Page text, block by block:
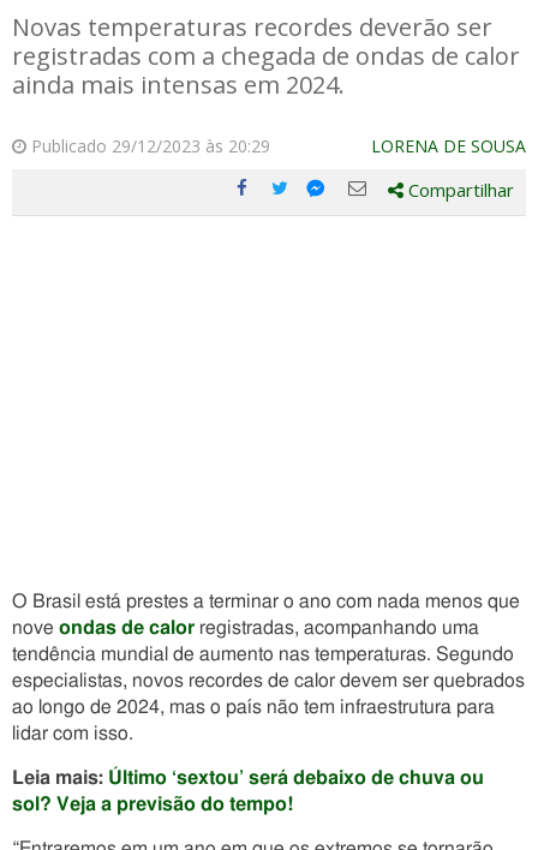
Novas temperaturas recordes deverão ser
registradas com a chegada de ondas de calor
ainda mais intensas em 2024.
Publicado 29/12/2023 às 20:29 LORENA DE SOUSA
Compartilhe
Compartilhe
Compartilhe
Compartilhe
Compartilhar
O Brasil está prestes a terminar o ano com nada menos que
nove ondas de calor registradas, acompanhando uma
tendência mundial de aumento nas temperaturas. Segundo
especialistas, novos recordes de calor devem ser quebrados
ao longo de 2024, mas o país não tem infraestrutura para
lidar com isso.
Leia mais: Último ‘sextou’ será debaixo de chuva ou
sol? Veja a previsão do tempo!